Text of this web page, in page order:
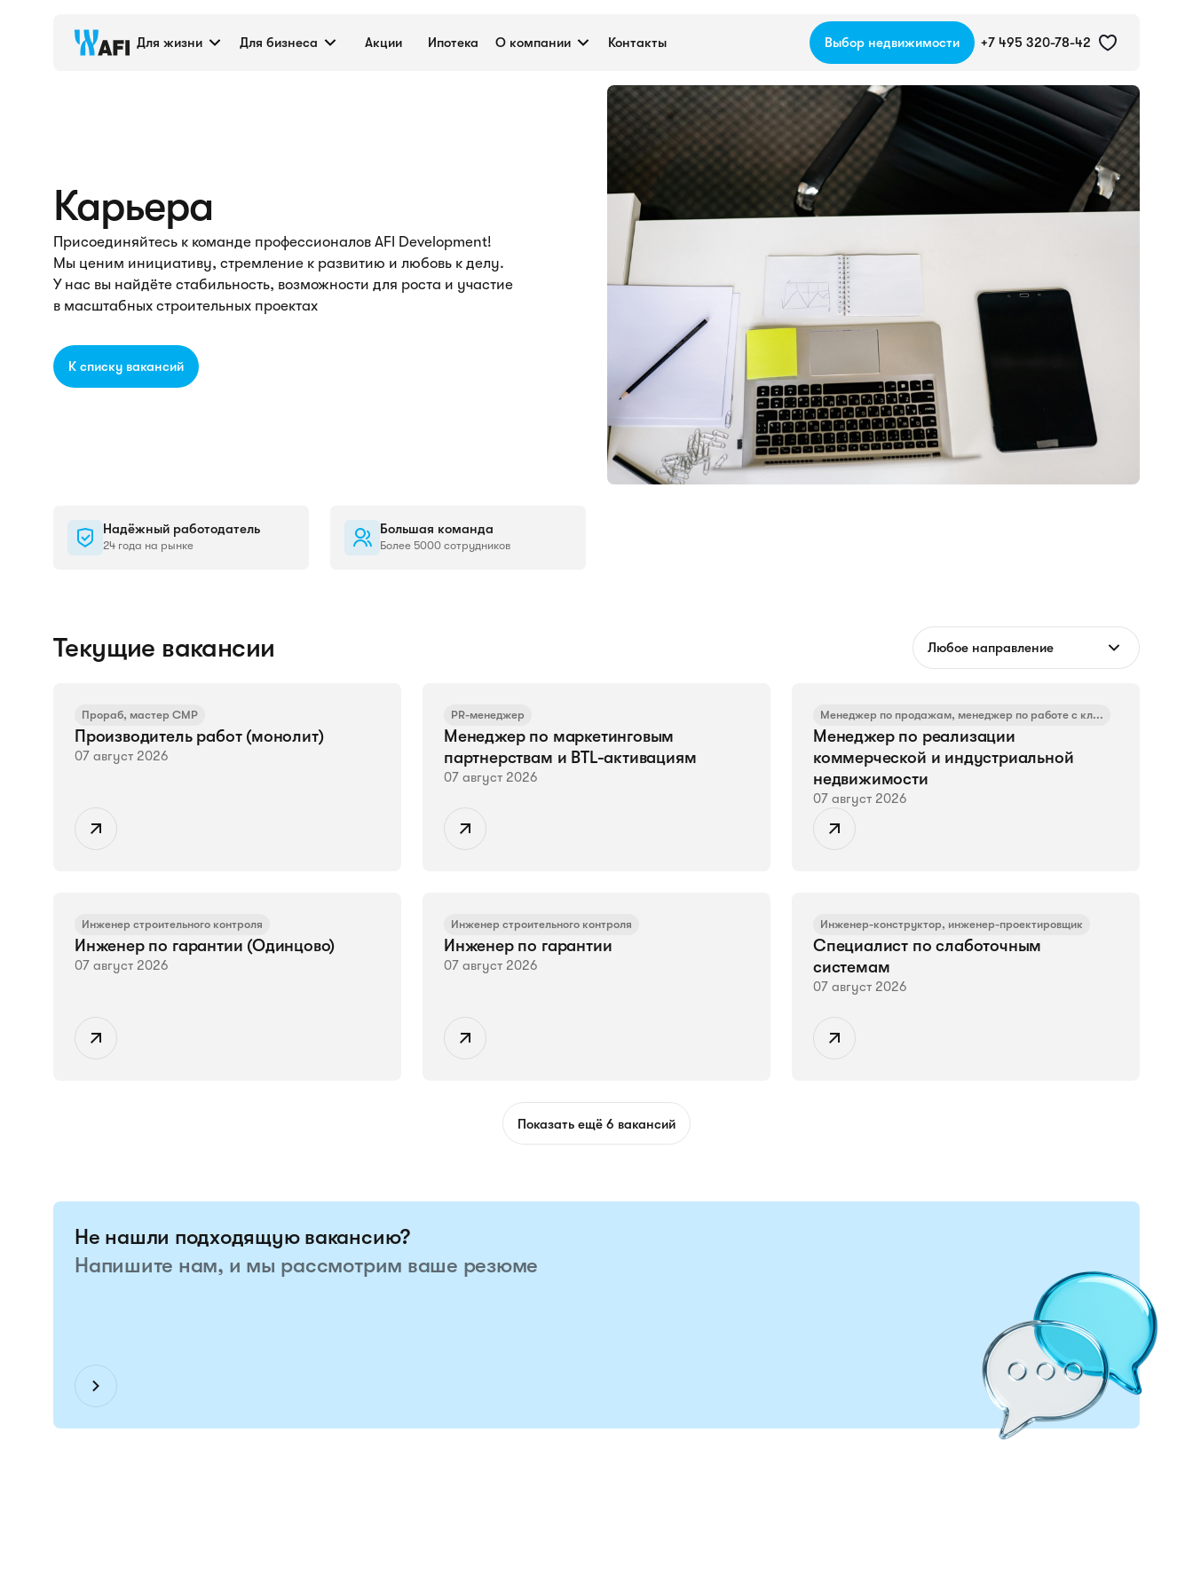
Карьера в AFI Development
Для жизни Для бизнеса Акции Ипотека О компании Контакты Выбор недвижимости +7 495 320-78-42
Карьера
Присоединяйтесь к команде профессионалов AFI Development!
Мы ценим инициативу, стремление к развитию и любовь к делу.
У нас вы найдёте стабильность, возможности для роста и участие
в масштабных строительных проектах
К списку вакансий
Надёжный работодатель
24 года на рынке
Большая команда
Более 5000 сотрудников
Текущие вакансии Любое направление
Прораб, мастер СМР
Производитель работ (монолит)
07 август 2026
PR-менеджер
Менеджер по маркетинговым
партнерствам и BTL-активациям
07 август 2026
Менеджер по продажам, менеджер по работе с кл...
Менеджер по реализации
коммерческой и индустриальной
недвижимости
07 август 2026
Инженер строительного контроля
Инженер по гарантии (Одинцово)
07 август 2026
Инженер строительного контроля
Инженер по гарантии
07 август 2026
Инженер-конструктор, инженер-проектировщик
Специалист по слаботочным
системам
07 август 2026
Показать ещё 6 вакансий
Не нашли подходящую вакансию?
Напишите нам, и мы рассмотрим ваше резюме